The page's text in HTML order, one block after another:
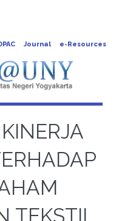
Journal e-Resources
TEKSTIL